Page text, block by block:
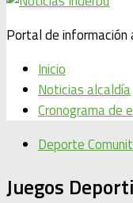
Portal de
Inicio
Noticias alcaldía
Cronograma de
Deporte
Juegos